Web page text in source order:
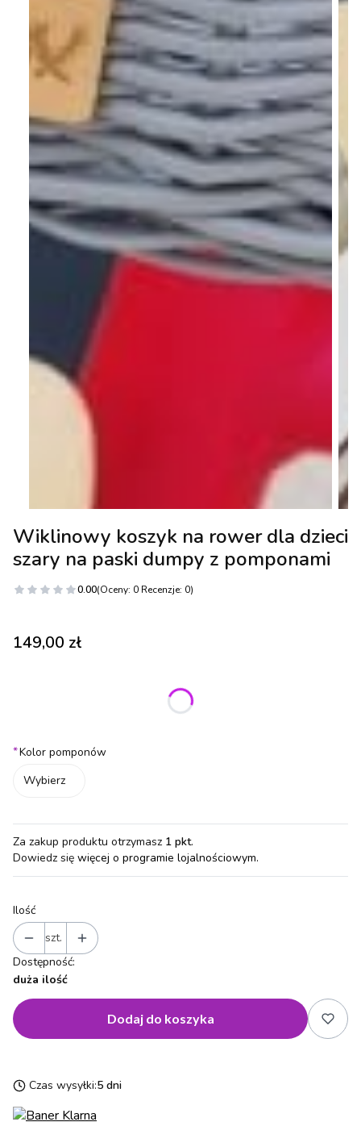
Wiklinowy koszyk na rower dla dzieci
szary na paski dumpy z pomponami
0.00(Oceny: 0 Recenzje: 0)
Cena
149,00 zł
Poszczególne warianty mogą różnić się ceną
*Kolor pomponów
Wybierz
Za zakup produktu otrzymasz 1 pkt.
Dowiedz się więcej o programie lojalnościowym.
Ilość
szt.
Dostępność:
duża ilość
Dodaj do koszyka
Czas wysyłki:5 dni